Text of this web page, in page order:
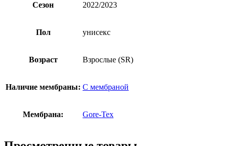
Сезон 2022/2023
Пол унисекс
Возраст Взрослые (SR)
Наличие мембраны: С мембраной
Мембрана: Gore-Tex